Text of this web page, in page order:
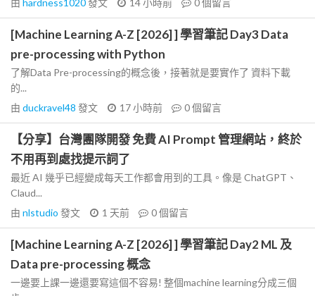
由 hardness1020發文 14 小時前 0個留言
[Machine Learning A-Z [2026] ] 學習筆記 Day3 Data
pre-processing with Python
了解Data Pre-processing的概念後，接著就是要實作了 資料下載
的...
由 duckravel48 發文 17 小時前 0個留言
【分享】台灣團隊開發 免費 AI Prompt 管理網站，終於
不用再到處找提示詞了
最近 AI 幾乎已經變成每天工作都會用到的工具。像是 ChatGPT、
Claud...
由 nlstudio 發文 1 天前 0個留言
[Machine Learning A-Z [2026] ] 學習筆記 Day2 ML 及
Data pre-processing 概念
一邊要上課一邊還要寫這個不容易! 整個machine learning分成三個